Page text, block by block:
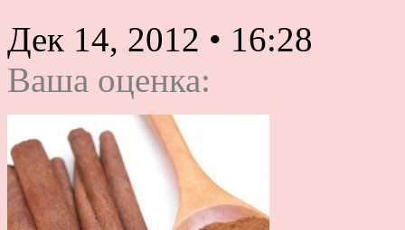
Дек 14, 2012 • 16:28
Ваша оценка: